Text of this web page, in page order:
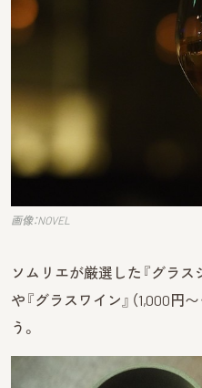
画像：NOVEL
ソムリエが厳選した『グラス
や『グラスワイン』（1,000円
う。